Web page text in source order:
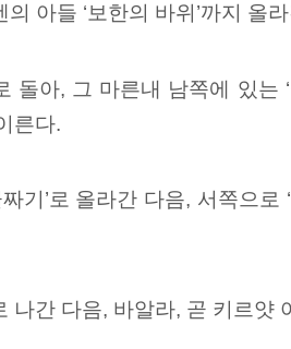
의 아들 ‘보한의 바위’까지 올
돌아, 그 마른내 남쪽에 있는
른다.
기’로 올라간 다음, 서쪽으로
나간 다음, 바알라, 곧 키르얏